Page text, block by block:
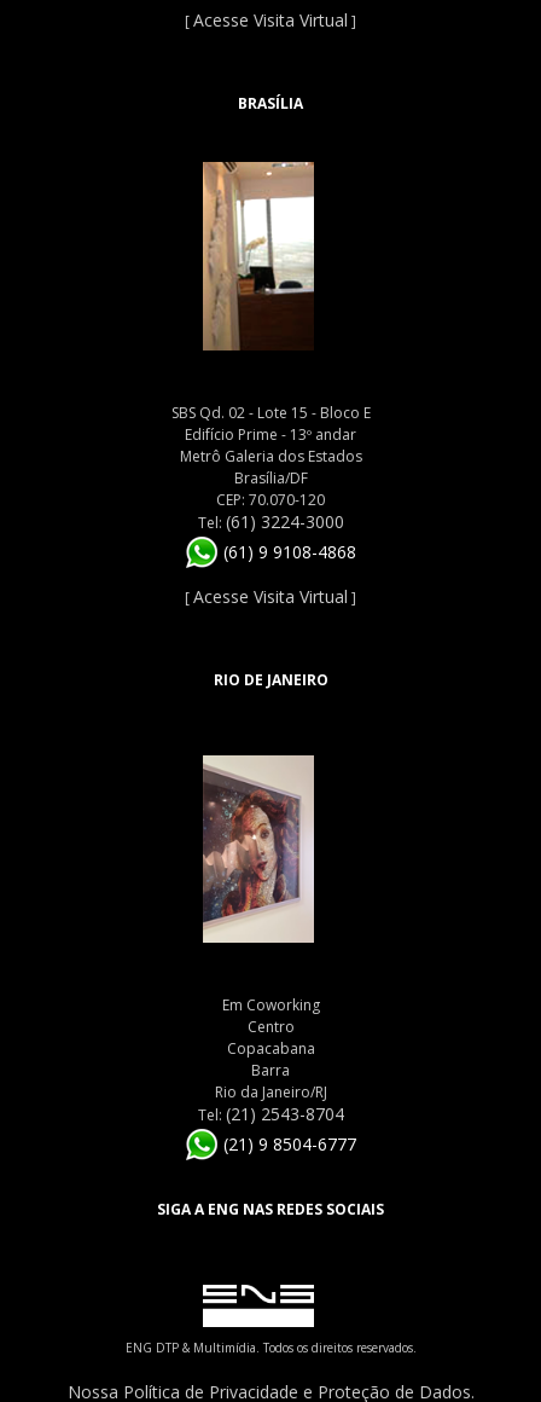
[Acesse Visita Virtual ]
BRASÍLIA
SBS Qd. 02 - Lote 15 - Bloco E
Edifício Prime - 13º andar
Metrô Galeria dos Estados
Brasília/DF
CEP: 70.070-120
Tel: (61) 3224-3000
(61) 9 9108-4868
[Acesse Visita Virtual ]
RIO DE JANEIRO
Em Coworking
Centro
Copacabana
Barra
Rio da Janeiro/RJ
Tel: (21) 2543-8704
(21) 9 8504-6777
SIGA A ENG NAS REDES SOCIAIS
ENG DTP & Multimídia. Todos os direitos reservados.
Nossa Política de Privacidade e Proteção de Dados.